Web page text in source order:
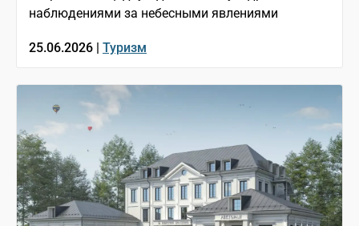
наблюдениями за небесными явлениями
25.06.2026 | Туризм